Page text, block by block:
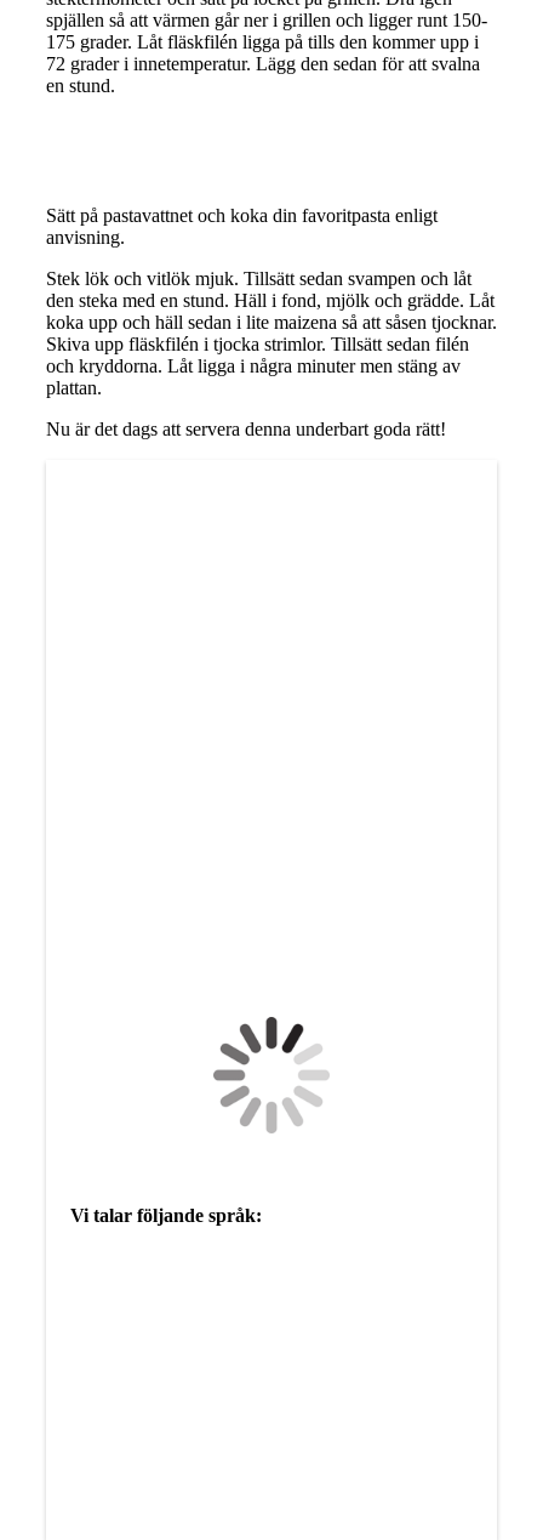
spjällen så att värmen går ner i grillen och ligger runt 150-
175 grader. Låt fläskfilén ligga på tills den kommer upp i
72 grader i innetemperatur. Lägg den sedan för att svalna
en stund.
Sätt på pastavattnet och koka din favoritpasta enligt
anvisning.
Stek lök och vitlök mjuk. Tillsätt sedan svampen och låt
den steka med en stund. Häll i fond, mjölk och grädde. Låt
koka upp och häll sedan i lite maizena så att såsen tjocknar.
Skiva upp fläskfilén i tjocka strimlor. Tillsätt sedan filén
och kryddorna. Låt ligga i några minuter men stäng av
plattan.
Nu är det dags att servera denna underbart goda rätt!
Vi talar följande språk: